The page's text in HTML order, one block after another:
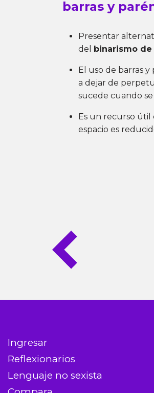
barras y
Presentar
del binarismo
El uso de barras y
a dejar de
sucede cuando
Es un recurso útil
espacio es
Ingresar
Reflexionarios
Lenguaje no sexista